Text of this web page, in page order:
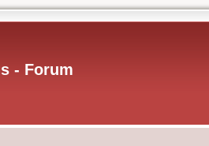
- Forum